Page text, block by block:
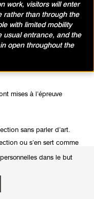
dans le but
Enjalbert
mises à l’épreuve
sans parler d’art.
ou s’en sert comme
avec des
« bis », des sous-genres
work, visitors will enter
rather than through the
with limited mobility
usual entrance, and the
open throughout the